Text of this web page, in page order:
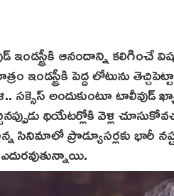
ఇండస్ట్రీకి ఆనందాన్ని
ఇండస్ట్రీకి పెద్ద లోటును
సక్సెస్ అందుకుంటూ టాలీవుడ్
థియేటర్లోకి వెళ్లి
సినిమాలో ప్రొడ్యూసర్లకు